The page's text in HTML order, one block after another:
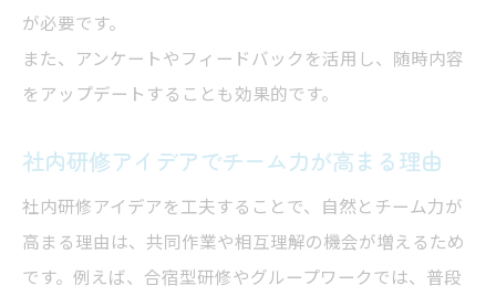
が必要です。
また、アンケートやフィードバックを活用し、随時内容
をアップデートすることも効果的です。
社内研修アイデアでチーム力が高まる理由
社内研修アイデアを工夫することで、自然とチーム力が
高まる理由は、共同作業や相互理解の機会が増えるため
です。例えば、合宿型研修やグループワークでは、普段